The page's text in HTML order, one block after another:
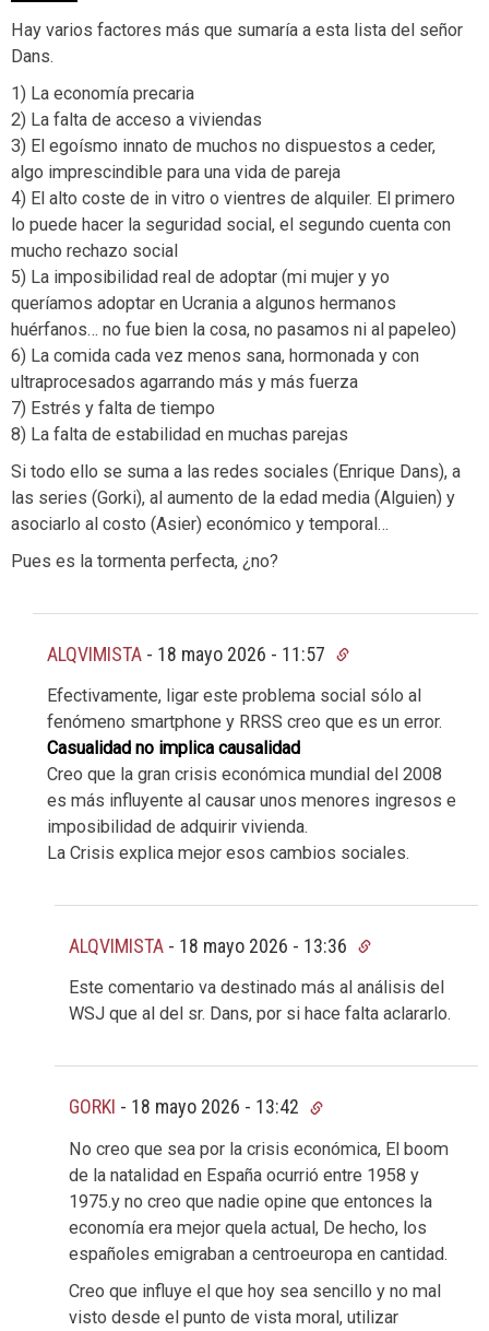
Hay varios factores más que sumaría a esta lista del señor
Dans.
1) La economía precaria
2) La falta de acceso a viviendas
3) El egoísmo innato de muchos no dispuestos a ceder,
algo imprescindible para una vida de pareja
4) El alto coste de in vitro o vientres de alquiler. El primero
lo puede hacer la seguridad social, el segundo cuenta con
mucho rechazo social
5) La imposibilidad real de adoptar (mi mujer y yo
queríamos adoptar en Ucrania a algunos hermanos
huérfanos… no fue bien la cosa, no pasamos ni al papeleo)
6) La comida cada vez menos sana, hormonada y con
ultraprocesados agarrando más y más fuerza
7) Estrés y falta de tiempo
8) La falta de estabilidad en muchas parejas
Si todo ello se suma a las redes sociales (Enrique Dans), a
las series (Gorki), al aumento de la edad media (Alguien) y
asociarlo al costo (Asier) económico y temporal…
Pues es la tormenta perfecta, ¿no?
ALQVIMISTA - 18 mayo 2026 - 11:57
Efectivamente, ligar este problema social sólo al
fenómeno smartphone y RRSS creo que es un error.
Casualidad no implica causalidad
Creo que la gran crisis económica mundial del 2008
es más influyente al causar unos menores ingresos e
imposibilidad de adquirir vivienda.
La Crisis explica mejor esos cambios sociales.
ALQVIMISTA - 18 mayo 2026 - 13:36
Este comentario va destinado más al análisis del
WSJ que al del sr. Dans, por si hace falta aclararlo.
GORKI - 18 mayo 2026 - 13:42
No creo que sea por la crisis económica, El boom
de la natalidad en España ocurrió entre 1958 y
1975.y no creo que nadie opine que entonces la
economía era mejor quela actual, De hecho, los
españoles emigraban a centroeuropa en cantidad.
Creo que influye el que hoy sea sencillo y no mal
visto desde el punto de vista moral, utilizar